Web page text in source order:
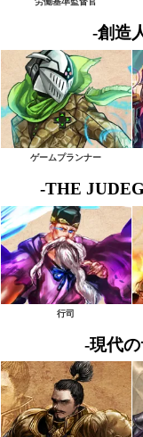
-創造
ゲームプランナー
-THE
行司
-現代